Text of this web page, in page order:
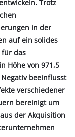
Trotz
in der
auf ein solides
für das
Höhe von 971,5
Negativ beeinflusst
verschiedener
bereinigt um
der Akquisition